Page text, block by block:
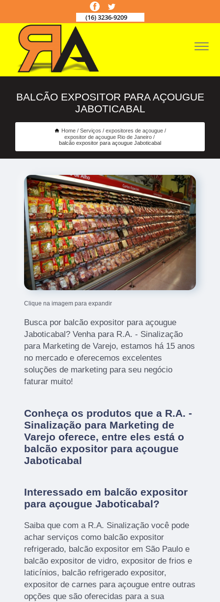
(16) 3236-9209
BALCÃO EXPOSITOR PARA AÇOUGUE
JABOTICABAL
Home Serviços
expositores de açougue
expositor de açougue Rio de Janeiro
balcão expositor para açougue Jaboticabal
Clique na imagem para expandir
Busca por balcão expositor para açougue
Jaboticabal? Venha para R.A. - Sinalização
para Marketing de Varejo, estamos há 15 anos
no mercado e oferecemos excelentes
soluções de marketing para seu negócio
faturar muito!
Conheça os produtos que a R.A. -
Sinalização para Marketing de
Varejo oferece, entre eles está o
balcão expositor para açougue
Jaboticabal
Interessado em balcão expositor
para açougue Jaboticabal?
Saiba que com a R.A. Sinalização você pode
achar serviços como balcão expositor
refrigerado, balcão expositor em São Paulo e
balcão expositor de vidro, expositor de frios e
laticínios, balcão refrigerado expositor,
expositor de carnes para açougue entre outras
opções que são oferecidas para a sua